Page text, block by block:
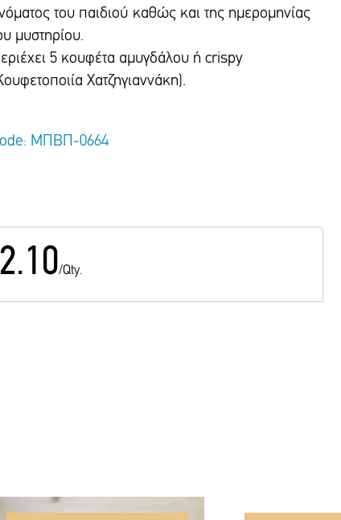
του παιδιού καθώς και της ημερομηνίας
μυστηρίου.
5 κουφέτα αμυγδάλου ή crispy
Χατζηγιαννάκη).
ΜΠΒΠ-0664
2.10/Qty.